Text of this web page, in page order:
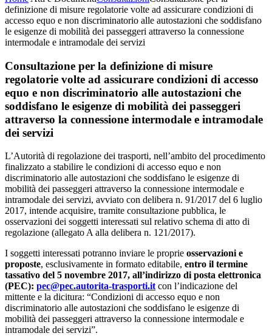
definizione di misure regolatorie volte ad assicurare condizioni di
accesso equo e non discriminatorio alle autostazioni che soddisfano
le esigenze di mobilità dei passeggeri attraverso la connessione
intermodale e intramodale dei servizi
Consultazione per la definizione di misure
regolatorie volte ad assicurare condizioni di accesso
equo e non discriminatorio alle autostazioni che
soddisfano le esigenze di mobilità dei passeggeri
attraverso la connessione intermodale e intramodale
dei servizi
L’Autorità di regolazione dei trasporti, nell’ambito del procedimento
finalizzato a stabilire le condizioni di accesso equo e non
discriminatorio alle autostazioni che soddisfano le esigenze di
mobilità dei passeggeri attraverso la connessione intermodale e
intramodale dei servizi, avviato con delibera n. 91/2017 del 6 luglio
2017, intende acquisire, tramite consultazione pubblica, le
osservazioni dei soggetti interessati sul relativo schema di atto di
regolazione (allegato A alla delibera n. 121/2017).
I soggetti interessati potranno inviare le proprie osservazioni e
proposte, esclusivamente in formato editabile, entro il termine
tassativo del 5 novembre 2017, all’indirizzo di posta elettronica
(PEC): pec@pec.autorita-trasporti.itcon l’indicazione del
mittente e la dicitura: “Condizioni di accesso equo e non
discriminatorio alle autostazioni che soddisfano le esigenze di
mobilità dei passeggeri attraverso la connessione intermodale e
intramodale dei servizi”.